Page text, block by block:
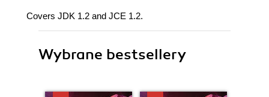
Covers JDK 1.2 and JCE 1.2.
Wybrane bestsellery